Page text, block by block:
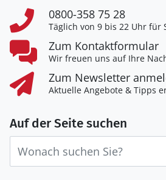
0800-358 75 28
Täglich von 9 bis 22 Uhr für
Zum Kontaktformular
Wir freuen uns auf Ihre
Zum Newsletter
Aktuelle Angebote & Tipps
Auf der Seite suchen